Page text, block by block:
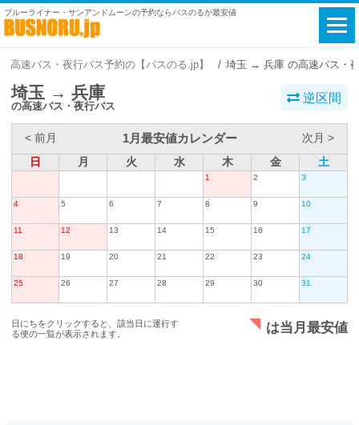
ブルーライナー・サンアンドムーンの予約ならバスのるが最安値
高速バス・夜行バス予約の【バスのる.jp】 埼玉 → 兵庫 の高速バス・
埼玉 → 兵庫
の高速バス・夜行バス
逆区間
< 前月 1月最安値カレンダー
次月 >
日
月 火 水 木 金 土
1 2 3
4 5 6 7 8 9 10
11 12 13 14 15 16 17
18 19 20 21 22 23 24
25 26 27 28 29 30 31
日にちをクリックすると、該当日に運行す
る便の一覧が表示されます。
は当月最安値